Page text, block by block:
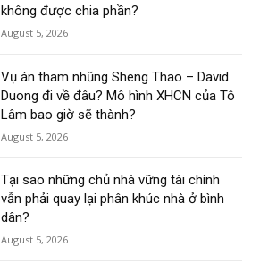
không được chia phần?
August 5, 2026
Vụ án tham nhũng Sheng Thao – David
Duong đi về đâu? Mô hình XHCN của Tô
Lâm bao giờ sẽ thành?
August 5, 2026
Tại sao những chủ nhà vững tài chính
vẫn phải quay lại phân khúc nhà ở bình
dân?
August 5, 2026